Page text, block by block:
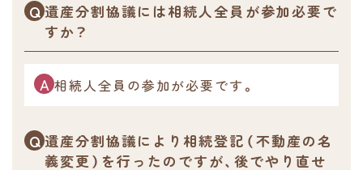
遺産分割協議には相続人全員が参加必要で
すか？
相続人全員の参加が必要です。
遺産分割協議により相続登記（不動産の名
義変更）を行ったのですが、後でやり直せ